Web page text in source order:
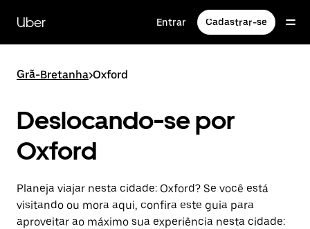
para
conteúdo
Uber Entrar Cadastrar-se
Grã-Bretanha>Oxford
Deslocando-se por
Oxford
Planeja viajar nesta cidade: Oxford? Se você está
visitando ou mora aqui, confira este guia para
aproveitar ao máximo sua experiência nesta cidade: